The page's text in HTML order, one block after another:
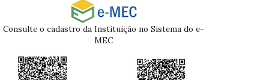
Consulte o cadastro da Instituição no Sistema do e-
MEC